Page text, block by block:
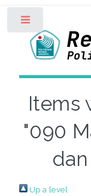
Items
"090
Up a level